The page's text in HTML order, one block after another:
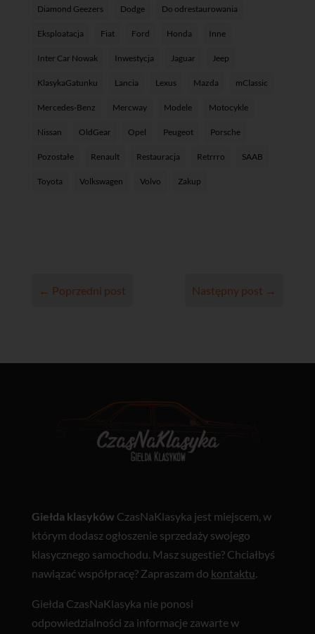
Diamond Geezers Dodge Do odrestaurowania
Eksploatacja Fiat Ford Honda Inne
Inter Car Nowak Inwestycja Jaguar Jeep
KlasykaGatunku Lancia Lexus Mazda mClassic
Mercedes-Benz Mercway Modele Motocykle
Nissan OldGear Opel Peugeot Porsche
Pozostałe Renault Restauracja Retrrro SAAB
Toyota Volkswagen Volvo Zakup
← Poprzedni post Następny post →
Giełda klasyków CzasNaKlasyka jest miejscem, w
którym dodasz ogłoszenie sprzedaży swojego
klasycznego samochodu. Masz sugestie? Chciałbyś
nawiązać współpracę? Zapraszam do kontaktu.
Giełda CzasNaKlasyka nie ponosi
odpowiedzialności za informacje zawarte w